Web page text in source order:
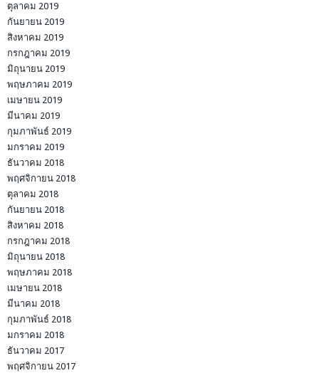
ตุลาคม 2019
กันยายน 2019
สิงหาคม 2019
กรกฎาคม 2019
มิถุนายน 2019
พฤษภาคม 2019
เมษายน 2019
มีนาคม 2019
กุมภาพันธ์ 2019
มกราคม 2019
ธันวาคม 2018
พฤศจิกายน 2018
ตุลาคม 2018
กันยายน 2018
สิงหาคม 2018
กรกฎาคม 2018
มิถุนายน 2018
พฤษภาคม 2018
เมษายน 2018
มีนาคม 2018
กุมภาพันธ์ 2018
มกราคม 2018
ธันวาคม 2017
พฤศจิกายน 2017